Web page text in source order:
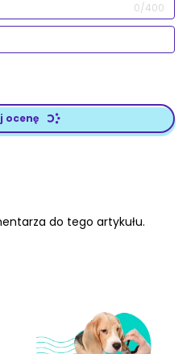
0/400
ocenę
do tego artykułu.